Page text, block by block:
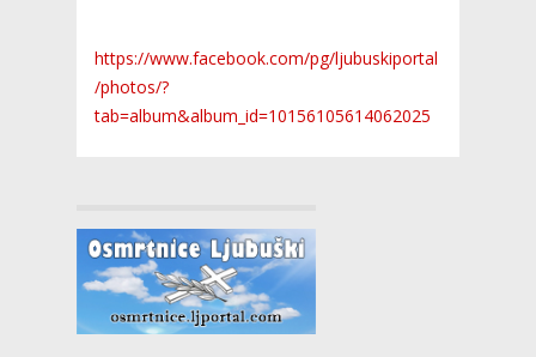
https://www.facebook.com/pg/ljubuskiportal
/photos/?
tab=album&album_id=10156105614062025